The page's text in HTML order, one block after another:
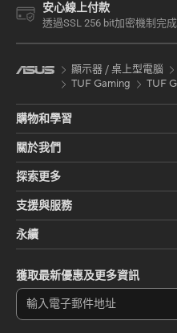
安心線上付款
透過SSL 256 bit加密機制完
顯示器 / 桌上型電腦
TUF Gaming
TUF
購物和學習
關於我們
探索更多
支援與服務
永續
獲取最新優惠及更多資訊